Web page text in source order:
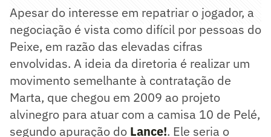
Apesar do interesse em repatriar o jogador, a
negociação é vista como difícil por pessoas do
Peixe, em razão das elevadas cifras
envolvidas. A ideia da diretoria é realizar um
movimento semelhante à contratação de
Marta, que chegou em 2009 ao projeto
alvinegro para atuar com a camisa 10 de Pelé,
segundo apuração do Lance!. Ele seria o